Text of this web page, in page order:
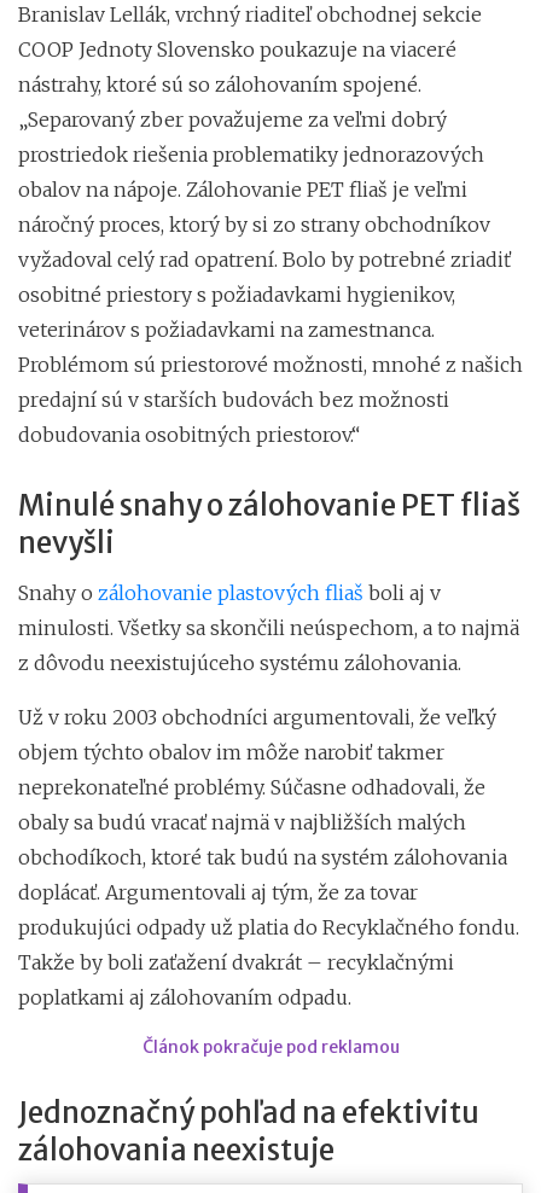
Branislav Lellák, vrchný riaditeľ obchodnej sekcie
COOP Jednoty Slovensko poukazuje na viaceré
nástrahy, ktoré sú so zálohovaním spojené.
„Separovaný zber považujeme za veľmi dobrý
prostriedok riešenia problematiky jednorazových
obalov na nápoje. Zálohovanie PET fliaš je veľmi
náročný proces, ktorý by si zo strany obchodníkov
vyžadoval celý rad opatrení. Bolo by potrebné zriadiť
osobitné priestory s požiadavkami hygienikov,
veterinárov s požiadavkami na zamestnanca.
Problémom sú priestorové možnosti, mnohé z našich
predajní sú v starších budovách bez možnosti
dobudovania osobitných priestorov.“
Minulé snahy o zálohovanie PET fliaš
nevyšli
Snahy o zálohovanie plastových fliaš boli aj v
minulosti. Všetky sa skončili neúspechom, a to najmä
z dôvodu neexistujúceho systému zálohovania.
Už v roku 2003 obchodníci argumentovali, že veľký
objem týchto obalov im môže narobiť takmer
neprekonateľné problémy. Súčasne odhadovali, že
obaly sa budú vracať najmä v najbližších malých
obchodíkoch, ktoré tak budú na systém zálohovania
doplácať. Argumentovali aj tým, že za tovar
produkujúci odpady už platia do Recyklačného fondu.
Takže by boli zaťažení dvakrát – recyklačnými
poplatkami aj zálohovaním odpadu.
Článok pokračuje pod reklamou
Jednoznačný pohľad na efektivitu
zálohovania neexistuje